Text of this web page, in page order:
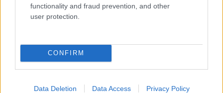
functionality and fraud prevention, and other
user protection.
CONFIRM
Data Deletion Data Access Privacy Policy
MAGYAR ÉPÍTŐK